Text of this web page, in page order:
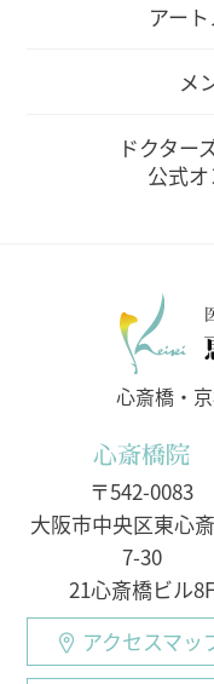
アー
メ
ドクター
公式
心斎橋・
心斎橋院
〒542-0083
大阪市中央区東心
7-30
21心斎橋ビル8F
アクセスマッ